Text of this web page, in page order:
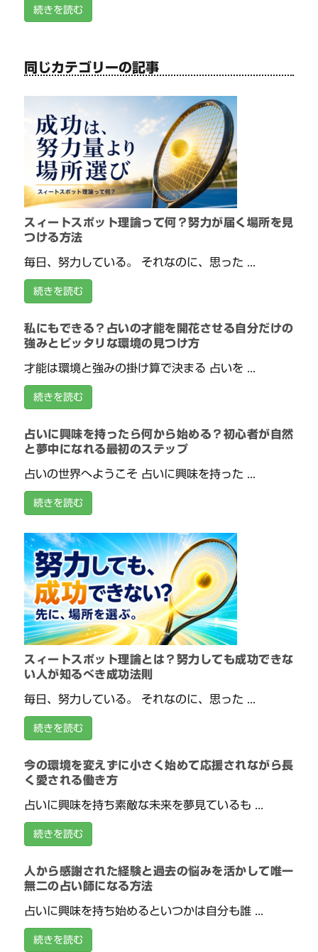
続きを読む
同じカテゴリーの記事
スィートスポット理論って何？努力が届く場所を見
つける方法
毎日、努力している。 それなのに、思った ...
続きを読む
私にもできる？占いの才能を開花させる自分だけの
強みとピッタリな環境の見つけ方
才能は環境と強みの掛け算で決まる 占いを ...
続きを読む
占いに興味を持ったら何から始める？初心者が自然
と夢中になれる最初のステップ
占いの世界へようこそ 占いに興味を持った ...
続きを読む
スィートスポット理論とは？努力しても成功できな
い人が知るべき成功法則
毎日、努力している。 それなのに、思った ...
続きを読む
今の環境を変えずに小さく始めて応援されながら長
く愛される働き方
占いに興味を持ち素敵な未来を夢見ているも ...
続きを読む
人から感謝された経験と過去の悩みを活かして唯一
無二の占い師になる方法
占いに興味を持ち始めるといつかは自分も誰 ...
続きを読む